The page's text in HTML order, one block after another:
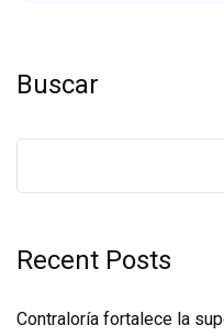
Buscar
Recent Posts
Contraloría fortalece la